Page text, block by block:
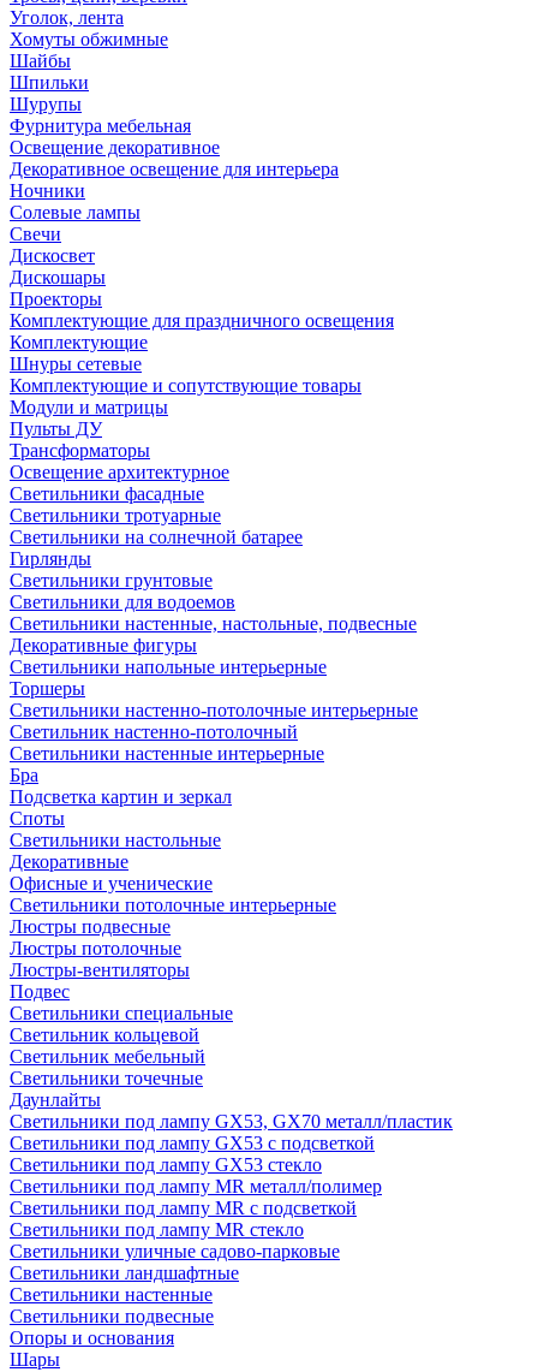
Уголок, лента
Хомуты обжимные
Шайбы
Шпильки
Шурупы
Фурнитура мебельная
Освещение декоративное
Декоративное освещение для интерьера
Ночники
Солевые лампы
Свечи
Дискосвет
Дискошары
Проекторы
Комплектующие для праздничного освещения
Комплектующие
Шнуры сетевые
Комплектующие и сопутствующие товары
Модули и матрицы
Пульты ДУ
Трансформаторы
Освещение архитектурное
Светильники фасадные
Светильники тротуарные
Светильники на солнечной батарее
Гирлянды
Светильники грунтовые
Светильники для водоемов
Светильники настенные, настольные, подвесные
Декоративные фигуры
Светильники напольные интерьерные
Торшеры
Светильники настенно-потолочные интерьерные
Светильник настенно-потолочный
Светильники настенные интерьерные
Бра
Подсветка картин и зеркал
Споты
Светильники настольные
Декоративные
Офисные и ученические
Светильники потолочные интерьерные
Люстры подвесные
Люстры потолочные
Люстры-вентиляторы
Подвес
Светильники специальные
Светильник кольцевой
Светильник мебельный
Светильники точечные
Даунлайты
Светильники под лампу GX53, GX70 металл/пластик
Светильники под лампу GX53 с подсветкой
Светильники под лампу GX53 стекло
Светильники под лампу MR металл/полимер
Светильники под лампу MR с подсветкой
Светильники под лампу MR стекло
Светильники уличные садово-парковые
Светильники ландшафтные
Светильники настенные
Светильники подвесные
Опоры и основания
Шары